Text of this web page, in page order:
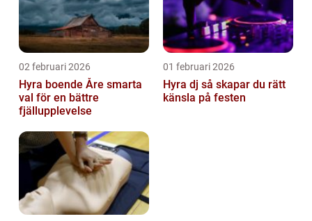
02 februari 2026
Hyra boende Åre smarta
val för en bättre
fjällupplevelse
01 februari 2026
Hyra dj så skapar du rätt
känsla på festen